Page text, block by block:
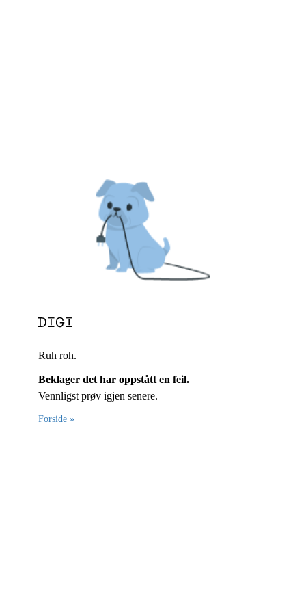
Ruh roh.
Beklager det har oppstått en feil.
Vennligst prøv igjen senere.
Forside »